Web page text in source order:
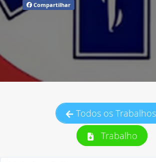
Compartilhar
Todos os Trabalhos
Trabalho